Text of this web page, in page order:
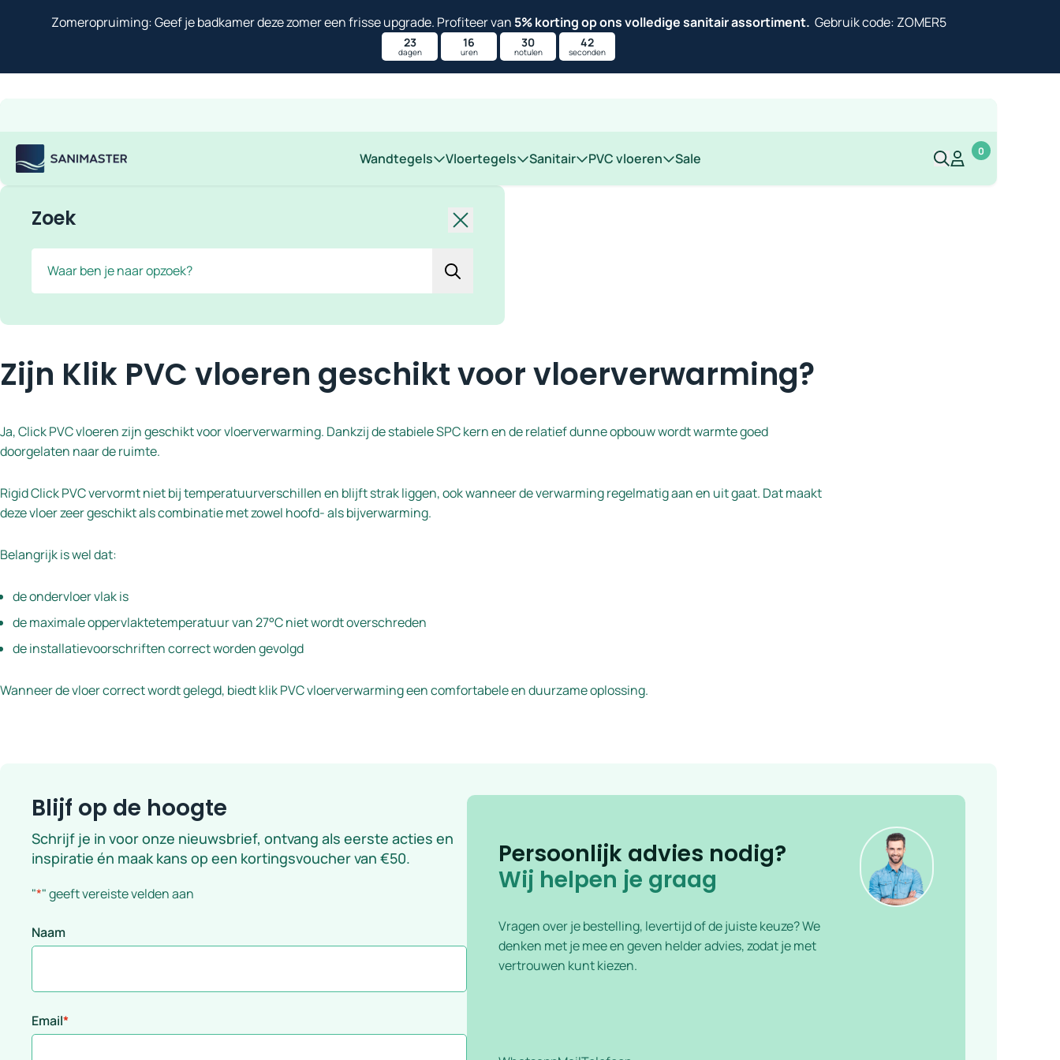
Zomeropruiming: Geef je badkamer deze zomer een frisse upgrade. Profiteer van 5% korting op ons volledige sanitair assortiment. Gebruik code: ZOMER5
23
dagen
16
uren
30
notulen
42
seconden
Sanimaster Wandtegels Vloertegels Sanitair PVC vloeren Sale Mijn account
Mijn account
0
Zoek Sluiten
Zijn Klik PVC vloeren geschikt voor vloerverwarming?
Ja, Click PVC vloeren zijn geschikt voor vloerverwarming. Dankzij de stabiele SPC kern en de relatief dunne opbouw wordt warmte goed
doorgelaten naar de ruimte.
Rigid Click PVC vervormt niet bij temperatuurverschillen en blijft strak liggen, ook wanneer de verwarming regelmatig aan en uit gaat. Dat maakt
deze vloer zeer geschikt als combinatie met zowel hoofd- als bijverwarming.
Belangrijk is wel dat:
de ondervloer vlak is
de maximale oppervlaktetemperatuur van 27°C niet wordt overschreden
de installatievoorschriften correct worden gevolgd
Wanneer de vloer correct wordt gelegd, biedt klik PVC vloerverwarming een comfortabele en duurzame oplossing.
Blijf op de hoogte
Schrijf je in voor onze nieuwsbrief, ontvang als eerste acties en
inspiratie én maak kans op een kortingsvoucher van €50.
"*" geeft vereiste velden aan
Naam
Email*
Persoonlijk advies nodig?
Wij helpen je graag
Vragen over je bestelling, levertijd of de juiste keuze? We
denken met je mee en geven helder advies, zodat je met
vertrouwen kunt kiezen.